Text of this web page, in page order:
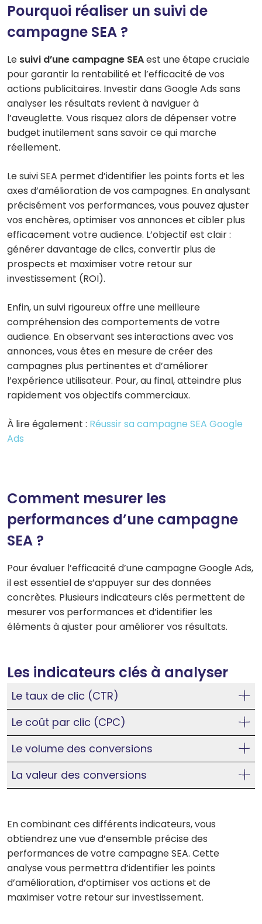
Pourquoi réaliser un suivi de
campagne SEA ?
Le suivi d’une campagne SEAest une étape cruciale
pour garantir la rentabilité et l’efficacité de vos
actions publicitaires. Investir dans Google Ads sans
analyser les résultats revient à naviguer à
l’aveuglette. Vous risquez alors de dépenser votre
budget inutilement sans savoir ce qui marche
réellement.
Le suivi SEA permet d’identifier les points forts et les
axes d’amélioration de vos campagnes. En analysant
précisément vos performances, vous pouvez ajuster
vos enchères, optimiser vos annonces et cibler plus
efficacement votre audience. L’objectif est clair :
générer davantage de clics, convertir plus de
prospects et maximiser votre retour sur
investissement (ROI).
Enfin, un suivi rigoureux offre une meilleure
compréhension des comportements de votre
audience. En observant ses interactions avec vos
annonces, vous êtes en mesure de créer des
campagnes plus pertinentes et d’améliorer
l’expérience utilisateur. Pour, au final, atteindre plus
rapidement vos objectifs commerciaux.
À lire également : Réussir sa campagne SEA Google
Ads
Comment mesurer les
performances d’une campagne
SEA ?
Pour évaluer l’efficacité d’une campagne Google Ads,
il est essentiel de s’appuyer sur des données
concrètes. Plusieurs indicateurs clés permettent de
mesurer vos performances et d’identifier les
éléments à ajuster pour améliorer vos résultats.
Les indicateurs clés à analyser
Le taux de clic (CTR)
Le coût par clic (CPC)
Le volume des conversions
La valeur des conversions
En combinant ces différents indicateurs, vous
obtiendrez une vue d’ensemble précise des
performances de votre campagne SEA. Cette
analyse vous permettra d’identifier les points
d’amélioration, d’optimiser vos actions et de
maximiser votre retour sur investissement.